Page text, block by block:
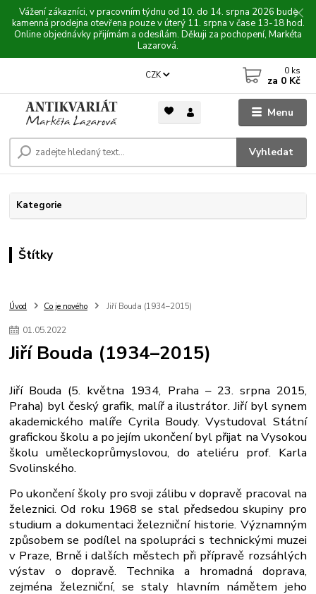
Vážení zákazníci, v pracovním týdnu od 10. do 14. srpna 2026 bude
kamenná prodejna otevřena pouze v úterý 11. srpna v čase 13-18 hod.
Online objednávky přijímám a odesílám. Děkuji za pochopení, Markéta
Lazarová.
Menu
CZK
Vyhledat
0 ks
za 0 Kč
Kategorie
Štítky
Úvod Co je nového Jiří Bouda (1934–2015)
01.05.2022
Jiří Bouda (1934–2015)
Jiří Bouda (5. května 1934, Praha – 23. srpna 2015,
Praha) byl český grafik, malíř a ilustrátor. Jiří byl synem
akademického malíře Cyrila Boudy. Vystudoval Státní
grafickou školu a po jejím ukončení byl přijat na Vysokou
školu uměleckoprůmyslovou, do ateliéru prof. Karla
Svolinského.
Po ukončení školy pro svoji zálibu v dopravě pracoval na
železnici. Od roku 1968 se stal předsedou skupiny pro
studium a dokumentaci železniční historie. Významným
způsobem se podílel na spolupráci s technickými muzei
v Praze, Brně i dalších městech při přípravě rozsáhlých
výstav o dopravě. Technika a hromadná doprava,
zejména železniční, se staly hlavním námětem jeho